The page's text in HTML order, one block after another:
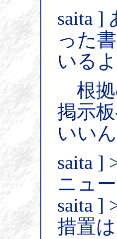
saita ]
った
いる
根拠
掲示
いい
saita ]
ニュ
saita ]
措置